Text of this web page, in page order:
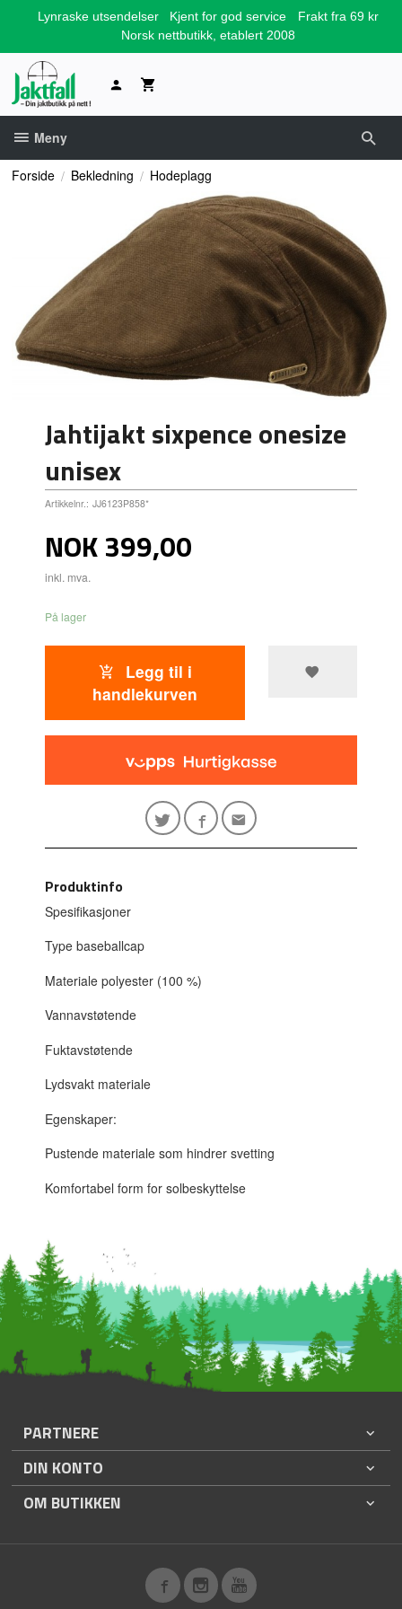
Lynraske utsendelser Kjent for god service
Frakt fra 69 kr
Norsk nettbutikk, etablert 2008
Meny
Forside Bekledning Hodeplagg
Jahtijakt sixpence onesize
unisex
Artikkelnr.: JJ6123P858*
Pris
NOK399,00
inkl. mva.
På lager
Legg til i
handlekurven
Produktinfo
Spesifikasjoner
Type baseballcap
Materiale polyester (100 %)
Vannavstøtende
Fuktavstøtende
Lydsvakt materiale
Egenskaper:
Pustende materiale som hindrer svetting
Komfortabel form for solbeskyttelse
PARTNERE
DIN KONTO
OM BUTIKKEN